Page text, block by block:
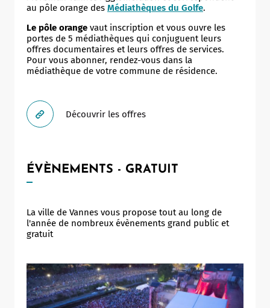
au pôle orange des Médiathèques du Golfe.
Le pôle orange vaut inscription et vous ouvre les
portes de 5 médiathèques qui conjuguent leurs
offres documentaires et leurs offres de services.
Pour vous abonner, rendez-vous dans la
médiathèque de votre commune de résidence.
Découvrir les offres
ÉVÈNEMENTS - GRATUIT
La ville de Vannes vous propose tout au long de
l'année de nombreux évènements grand public et
gratuit